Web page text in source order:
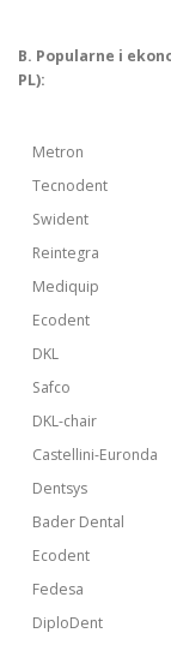
B. Popularne i
PL):
Metron
Tecnodent
Swident
Reintegra
Mediquip
Ecodent
DKL
Safco
DKL-chair
Castellini-Euronda
Dentsys
Bader Dental
Ecodent
Fedesa
DiploDent